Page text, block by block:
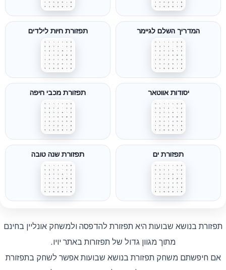
המדריך השלם לגיימר תפזורת חיות לילדים
יסודות אווטאר תפזורת מכבי חיפה
תפזורת ים תפזורת שנה טובה
תפזורת בנושא שבועות היא תפזורת להדפסה ולמשחק אונליין בחינם
מתוך מגוון גדול של תפזורות באתר יויו.
אם חיפשתם משחק תפזורת בנושא שבועות אפשר לשחק בתפזורת